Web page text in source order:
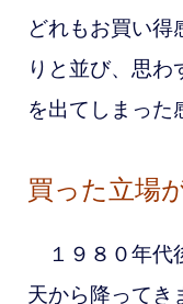
どれもお買い得
りと並び、思わ
を出てしまった
買った立場
１９８０年代
天から降ってき